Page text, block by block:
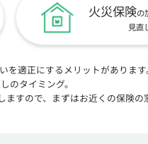
火災保険の
見直
適正にするメリットがあります
のタイミング。
すので、まずはお近くの保険の